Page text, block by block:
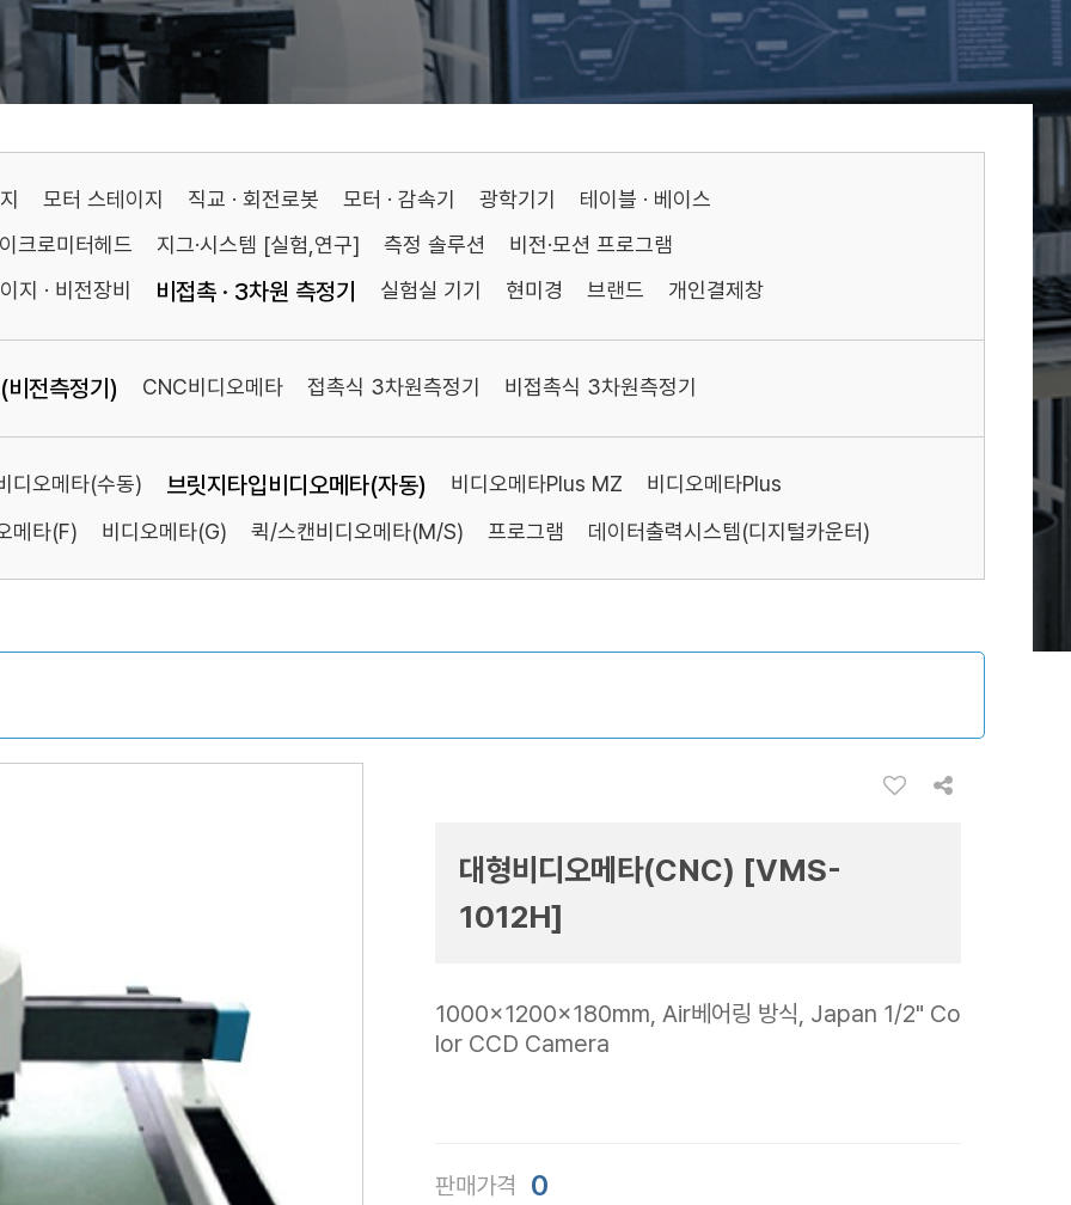
모터 스테이지 직교 · 회전로봇 모터 · 감속기 광학기기
테이블 · 베이스
크로미터헤드
지그·시스템 [실험,연구] 측정 솔루션
비전·모션 프로그램
지 · 비전장비
비접촉 · 3차원 측정기 실험실 기기 현미경 브랜드 개인결제창
전측정기) CNC비디오메타 접촉식 3차원측정기 비접촉식 3차원측정기
디오메타(수동) 브릿지타입비디오메타(자동) 비디오메타Plus MZ
비디오메타Plus
메타(F)
비디오메타(G) 퀵/스캔비디오메타(M/S) 프로그램 데이터출력시스템(디지털카운터)
대형비디오메타(CNC) [VMS-
1012H]
1000x1200x180mm, Air베어링 방식, Japan 1/2" Co
lor CCD Camera
판매가격 0